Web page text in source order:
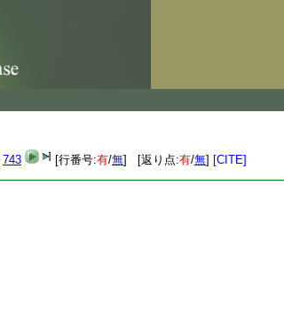
743 [行番号:有/無] [返り点:有/無] [CITE]